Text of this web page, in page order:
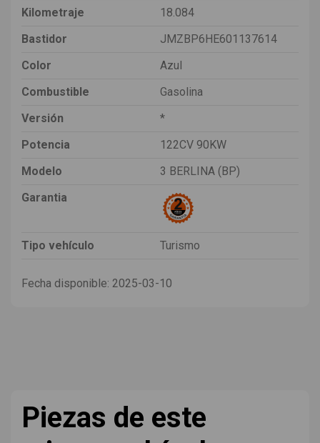
Kilometraje
18.084
Bastidor
JMZBP6HE601137614
Color
Azul
Combustible
Gasolina
Versión
*
Potencia
122CV 90KW
Modelo
3 BERLINA (BP)
Garantia
Tipo vehículo Turismo
Fecha disponible: 2025-03-10
Piezas de este